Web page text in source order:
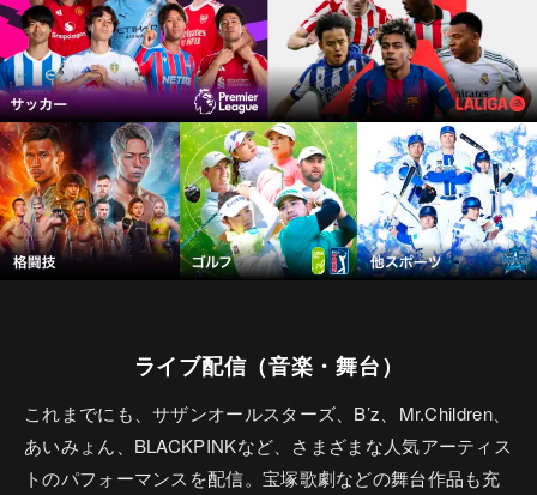
ライブ配信（音楽・舞台）
これまでにも、サザンオールスターズ、B’z、Mr.Children、
あいみょん、BLACKPINKなど、さまざまな人気アーティス
トのパフォーマンスを配信。宝塚歌劇などの舞台作品も充